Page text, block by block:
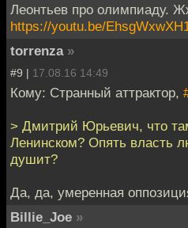
Леонтьев про олимпиаду.
https://youtu.be/
torrenza »
#9 | 17.08.16 14:49
Кому: Странный аттрактор,
> Дмитрий Юрьевич, что
Ленинском? Опять власть
душит?
Да, да, умеренная
Billie_Joe »